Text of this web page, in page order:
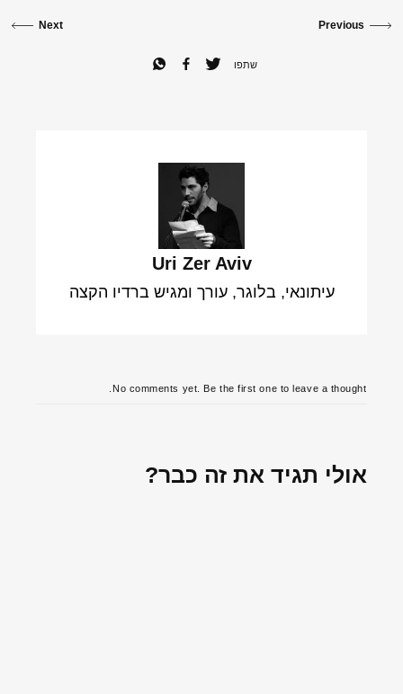
Previous
Next
שתפו
Uri Zer Aviv
עיתונאי, בלוגר, עורך ומגיש ברדיו הקצה
No comments yet. Be the first one to leave a thought.
אולי תגיד את זה כבר?